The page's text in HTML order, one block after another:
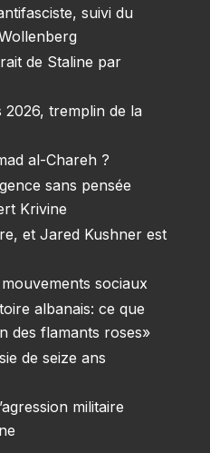
suivi du
de Staline par
2026, tremplin de la
al-Chareh ?
sans pensée
Krivine
et Jared Kushner est
sociaux
albanais: ce que
des flamants roses»
de seize ans
militaire